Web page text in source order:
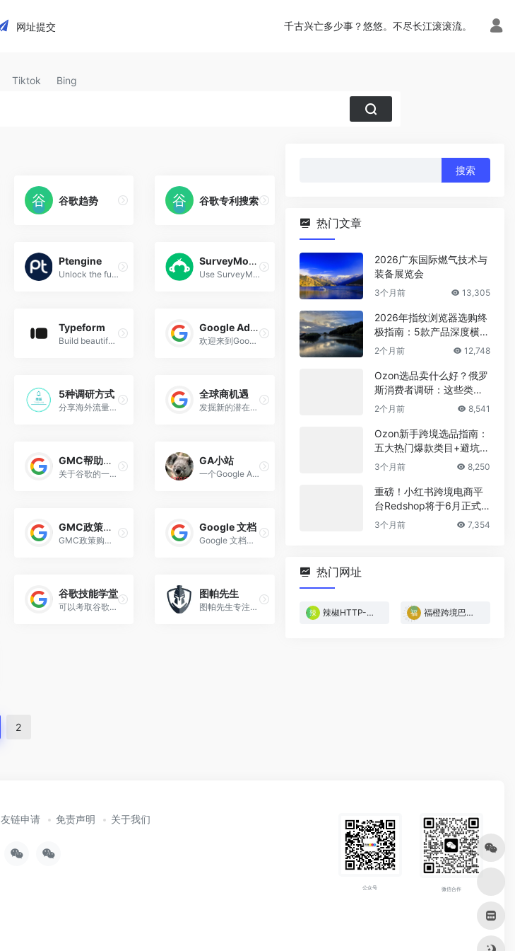
网址提交 千古兴亡多少事？悠悠。不尽长江滚滚流。
Tiktok Bing
谷歌趋势 谷歌专利搜索
Ptengine
Unlock the full potential of your website with Ptengine&#x27;s powerful web analytics and conversion optimization platform. Understand your users, improve engagement, and boost conversions.
SurveyMonkey
Use SurveyMonkey to drive your business forward by using our free online survey and forms tool to capture the voices and opinions of the people who matter most to you.
Typeform
Build beautiful, interactive forms — get more responses. No coding needed. Templates for quizzes, research, feedback, lead generation, and more. Sign up FREE.
Google Ads政策
欢迎来到Google 广告中心
5种调研方式
分享海外流量玩法，调研产品画像常见的5种方式。
全球商机遇
发掘新的潜在市场，透过不同的数据和分析精准的定位市场。
GMC帮助中心
关于谷歌的一些问题都可以在这里找到您想要的答案！
GA小站
一个Google Analytics和Adobe Analytics经验分享平台
GMC政策购物和要求。
GMC政策购物和要求。
Google 文档
Google 文档是Google推出的文字处理器。
谷歌技能学堂
可以考取谷歌广告证书，精心打造的一站式培训中心。
图帕先生
图帕先生专注国外谷歌SEM搜索引擎营销, 谷歌广告, 广告Ads优化和策略, Facebook广告优化和营销策略, SEO优化, Affiliate联盟平台使用指南, Facebook广告, YouTube视频优化等。
2
热门文章
2026广东国际燃气技术与
装备展览会
3个月前 13,305
2026年指纹浏览器选购终
极指南：5款产品深度横
评，帮你省下冤枉钱
2个月前 12,748
Ozon选品卖什么好？俄罗
斯消费者调研：这些类目
最稳！
2个月前 8,541
Ozon新手跨境选品指南：
五大热门爆款类目+避坑清
单
3个月前 8,250
重磅！小红书跨境电商平
台Redshop将于6月正式
上线！
3个月前 7,354
热门网址
辣椒HTTP-免费试用 福橙跨境巴西专线
友链申请 免责声明 关于我们
公众号 微信合作